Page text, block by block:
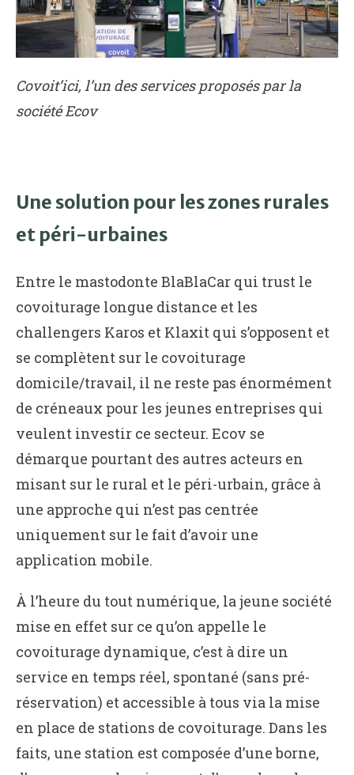
Covoit’ici, l’un des services proposés par la
société Ecov
Une solution pour les zones rurales
et péri-urbaines
Entre le mastodonte BlaBlaCar qui trust le
covoiturage longue distance et les
challengers Karos et Klaxit qui s’opposent et
se complètent sur le covoiturage
domicile/travail, il ne reste pas énormément
de créneaux pour les jeunes entreprises qui
veulent investir ce secteur. Ecov se
démarque pourtant des autres acteurs en
misant sur le rural et le péri-urbain, grâce à
une approche qui n’est pas centrée
uniquement sur le fait d’avoir une
application mobile.
À l’heure du tout numérique, la jeune société
mise en effet sur ce qu’on appelle le
covoiturage dynamique, c’est à dire un
service en temps réel, spontané (sans pré-
réservation) et accessible à tous via la mise
en place de stations de covoiturage. Dans les
faits, une station est composée d’une borne,